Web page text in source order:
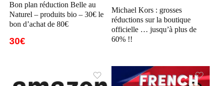
Bon plan réduction Belle au
Naturel – produits bio – 30€ le
bon d’achat de 80€
30€
Michael Kors : grosses
réductions sur la boutique
officielle … jusqu’à plus de
60% !!